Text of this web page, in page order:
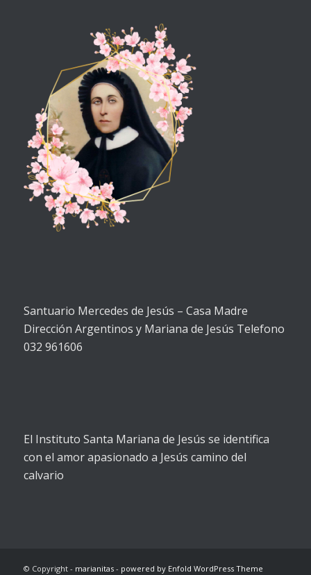
Santuario Mercedes de Jesús – Casa Madre
Dirección Argentinos y Mariana de Jesús Telefono
032 961606
El Instituto Santa Mariana de Jesús se identifica
con el amor apasionado a Jesús camino del
calvario
© Copyright - marianitas- powered by Enfold WordPress Theme